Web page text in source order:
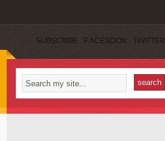
SUBSCRIBE FACEBOOK TWITTER